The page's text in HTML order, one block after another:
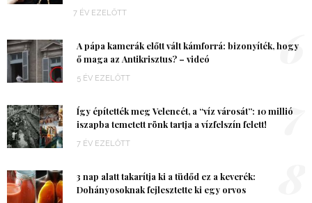
7 ÉV EZELŐTT
A pápa kamerák előtt vált kámforrá: bizonyíték, hogy
ő maga az Antikrisztus? – videó
5 ÉV EZELŐTT
6
Így építették meg Velencét, a “víz városát”: 10 millió
iszapba temetett rönk tartja a vízfelszín felett!
7 ÉV EZELŐTT
7
3 nap alatt takarítja ki a tüdőd ez a keverék:
Dohányosoknak fejlesztette ki egy orvos